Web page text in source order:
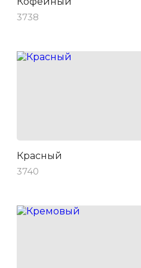
3738
Красный
3740